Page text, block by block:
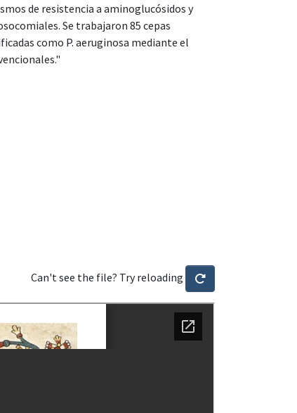
de resistencia a aminoglucósidos y
Se trabajaron 85 cepas
como P. aeruginosa mediante el
Can't see the file? Try reloading